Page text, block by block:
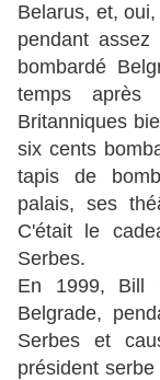
Belarus, et,
pendant assez
bombardé
temps après
Britanniques
six cents
tapis de
palais, ses
C'était le
Serbes.
En 1999, Bill
Belgrade,
Serbes et
président